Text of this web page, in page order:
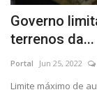
Governo
terrenos da...
Portal Jun 25, 2022
Limite máximo de